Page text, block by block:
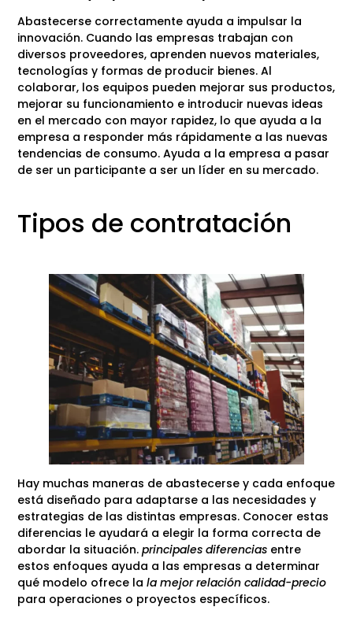
Abastecerse correctamente ayuda a impulsar la
innovación. Cuando las empresas trabajan con
diversos proveedores, aprenden nuevos materiales,
tecnologías y formas de producir bienes. Al
colaborar, los equipos pueden mejorar sus productos,
mejorar su funcionamiento e introducir nuevas ideas
en el mercado con mayor rapidez, lo que ayuda a la
empresa a responder más rápidamente a las nuevas
tendencias de consumo. Ayuda a la empresa a pasar
de ser un participante a ser un líder en su mercado.
Tipos de contratación
Hay muchas maneras de abastecerse y cada enfoque
está diseñado para adaptarse a las necesidades y
estrategias de las distintas empresas. Conocer estas
diferencias le ayudará a elegir la forma correcta de
abordar la situación.principales diferencias entre
estos enfoques ayuda a las empresas a determinar
qué modelo ofrece lala mejor relación calidad-precio
para operaciones o proyectos específicos.